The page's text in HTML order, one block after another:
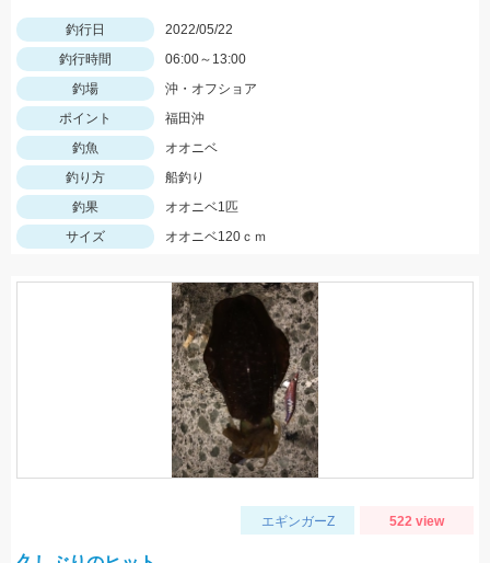
釣行日
2022/05/22
釣行時間
06:00～13:00
釣場
沖・オフショア
ポイント
福田沖
釣魚
オオニベ
釣り方
船釣り
釣果
オオニベ1匹
サイズ
オオニベ120ｃｍ
エギンガーZ 522 view